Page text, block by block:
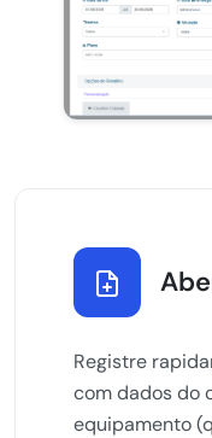
Registre
com dados do
equipamento